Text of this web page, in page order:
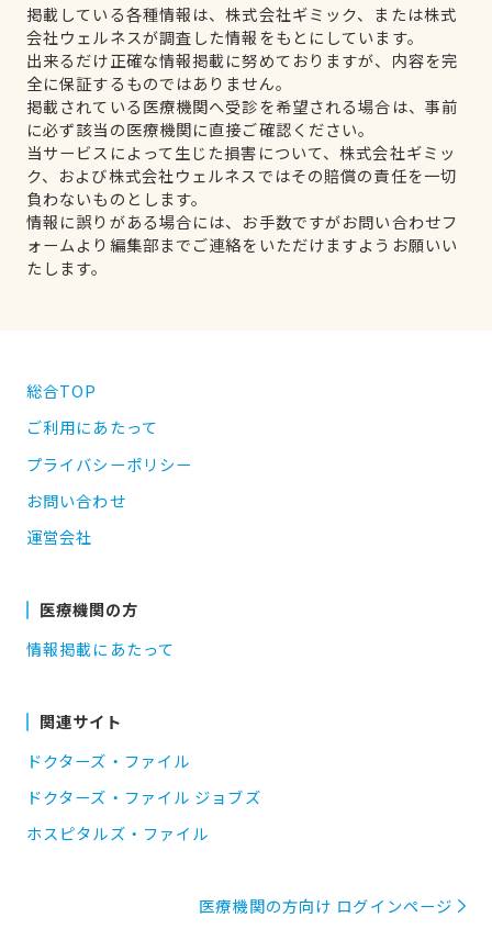
掲載している各種情報は、株式会社ギミック、または株式
会社ウェルネスが調査した情報をもとにしています。
出来るだけ正確な情報掲載に努めておりますが、内容を完
全に保証するものではありません。
掲載されている医療機関へ受診を希望される場合は、事前
に必ず該当の医療機関に直接ご確認ください。
当サービスによって生じた損害について、株式会社ギミッ
ク、および株式会社ウェルネスではその賠償の責任を一切
負わないものとします。
情報に誤りがある場合には、お手数ですがお問い合わせフ
ォームより編集部までご連絡をいただけますようお願いい
たします。
総合TOP
ご利用にあたって
プライバシーポリシー
お問い合わせ
運営会社
医療機関の方
情報掲載にあたって
関連サイト
ドクターズ・ファイル
ドクターズ・ファイル ジョブズ
ホスピタルズ・ファイル
医療機関の方向け ログインページ